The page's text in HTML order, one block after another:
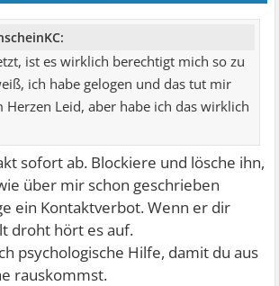
ist es wirklich berechtigt mich so zu
ich habe gelogen und das tut mir
Herzen Leid, aber habe ich das wirklich
sofort ab. Blockiere und lösche ihn,
über mir schon geschrieben
ein Kontaktverbot. Wenn er dir
droht hört es auf.
psychologische Hilfe, damit du aus
rauskommst.